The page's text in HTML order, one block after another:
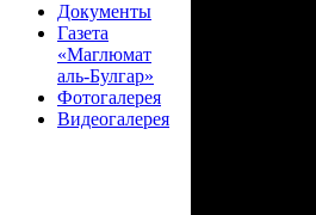
Документы
Газета
«Маглюмат
аль-Булгар»
Фотогалерея
Видеогалерея